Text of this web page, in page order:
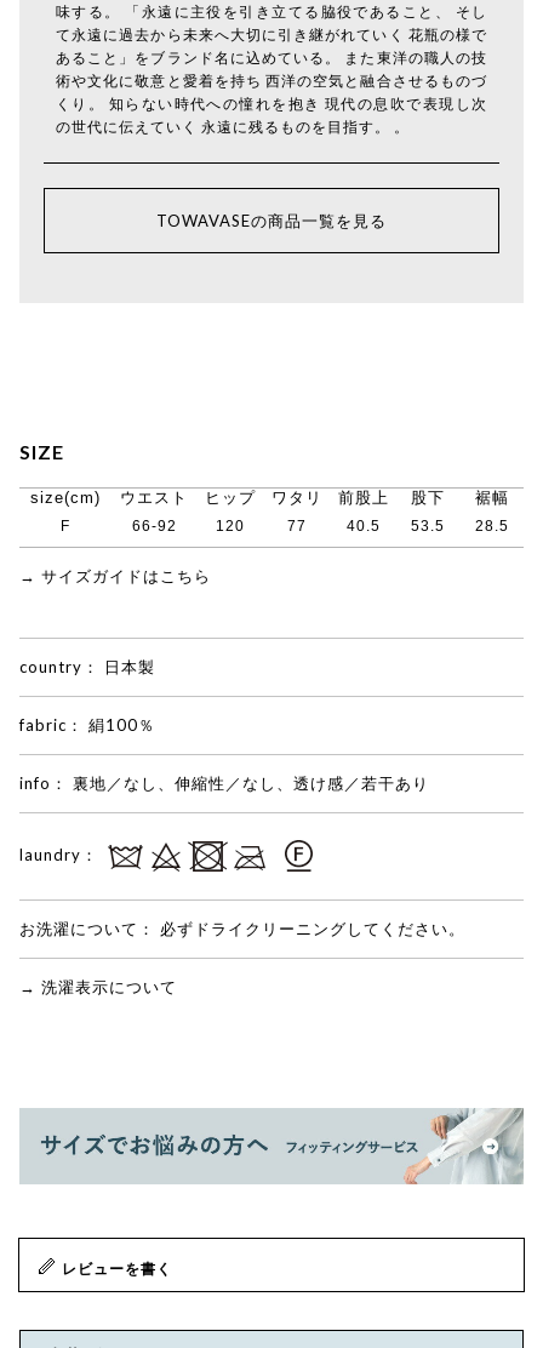
味する。 「永遠に主役を引き立てる脇役であること、 そし
て永遠に過去から未来へ大切に引き継がれていく 花瓶の様で
あること」をブランド名に込めている。 また東洋の職人の技
術や文化に敬意と愛着を持ち 西洋の空気と融合させるものづ
くり。 知らない時代への憧れを抱き 現代の息吹で表現し次
の世代に伝えていく 永遠に残るものを目指す。 。
TOWAVASEの商品一覧を見る
SIZE
size(cm) ウエスト ヒップ ワタリ 前股上 股下 裾幅
F 66-92 120 77 40.5 53.5 28.5
→ サイズガイドはこちら
country： 日本製
fabric： 絹100％
info： 裏地／なし、伸縮性／なし、透け感／若干あり
laundry：
お洗濯について： 必ずドライクリーニングしてください。
→ 洗濯表示について
レビューを書く